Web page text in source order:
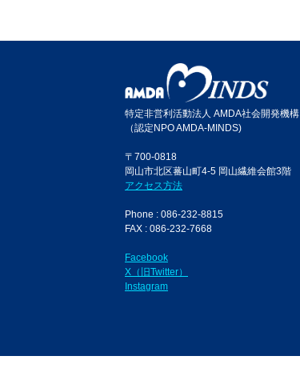
特定非営利活動法人 AMDA社会開発機構
（認定NPO AMDA-MINDS)
〒700-0818
岡山市北区蕃山町4-5 岡山繊維会館3階
アクセス方法
Phone : 086-232-8815
FAX : 086-232-7668
Facebook
X（旧Twitter）
Instagram